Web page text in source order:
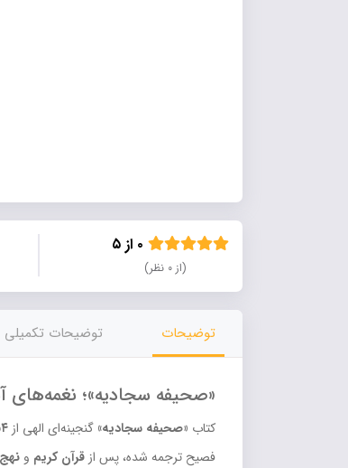
(از ۰ نظر)
توضیحات توضیحات تکمیلی
«صحیفه سجادیه»؛ نغمه‌های
کتاب «صحیفه سجادیه» گنجینه‌ای الهی از ۵۴ دعا و مناجات
فصیح ترجمه شده، پس از قرآن کریم و